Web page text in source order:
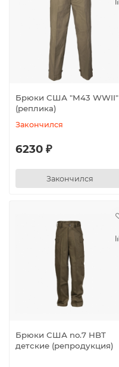
Брюки США "M43 WWII"
(реплика)
Закончился
6230 ₽
Закончился
Брюки США no.7 HBT
детские (репродукция)